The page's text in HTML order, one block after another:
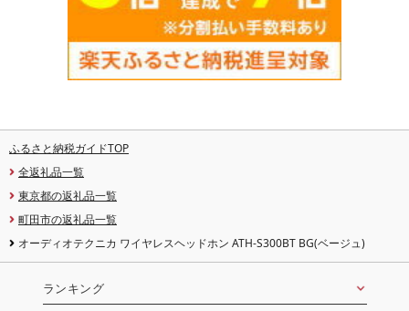
ふるさと納税ガイドTOP
全返礼品一覧
東京都の返礼品一覧
町田市の返礼品一覧
オーディオテクニカ ワイヤレスヘッドホン ATH-S300BT BG(ベージュ)
ランキング